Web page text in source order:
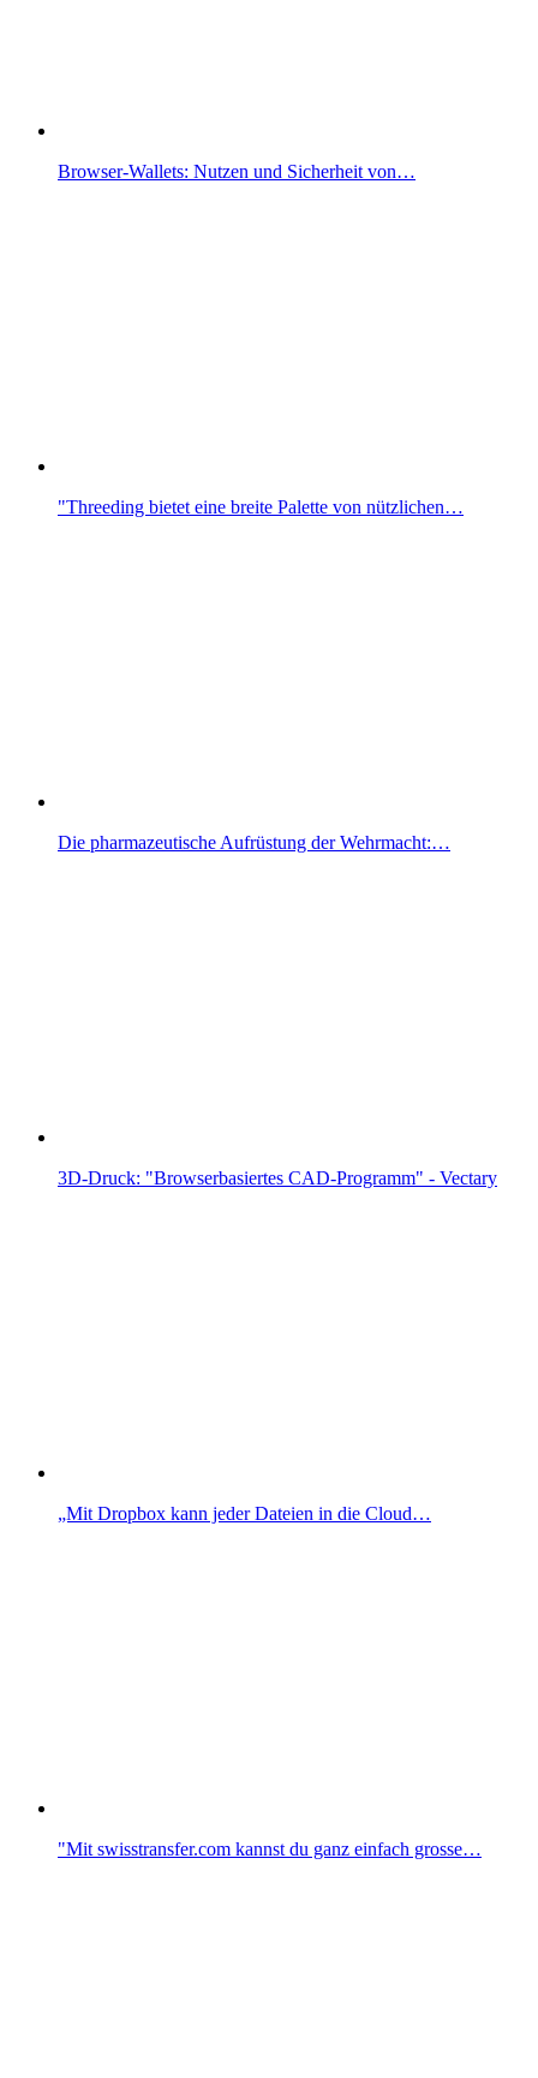
Browser-Wallets: Nutzen und Sicherheit von…
"Threeding bietet eine breite Palette von nützlichen…
Die pharmazeutische Aufrüstung der Wehrmacht:…
3D-Druck: "Browserbasiertes CAD-Programm" - Vectary
„Mit Dropbox kann jeder Dateien in die Cloud…
"Mit swisstransfer.com kannst du ganz einfach grosse…